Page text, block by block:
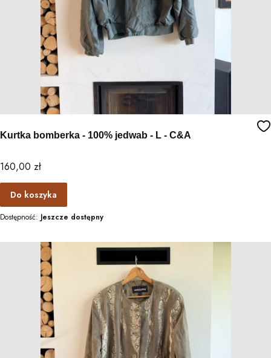
Kurtka bomberka - 100% jedwab - L - C&A
Cena
160,00 zł
Do koszyka
Dostępność: Jeszcze dostępny